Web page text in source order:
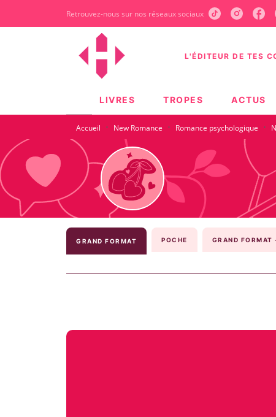
Retrouvez-nous sur nos réseaux sociaux
L'ÉDITEUR DE TES
LIVRES TROPES ACTUS
Accueil · New Romance · Romance psychologique ·
GRAND FORMAT POCHE GRAND